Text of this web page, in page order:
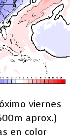
viernes
aprox.)
en color